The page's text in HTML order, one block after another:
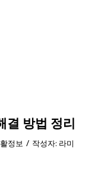
결 방법 정리
정보 / 작성자: 라미